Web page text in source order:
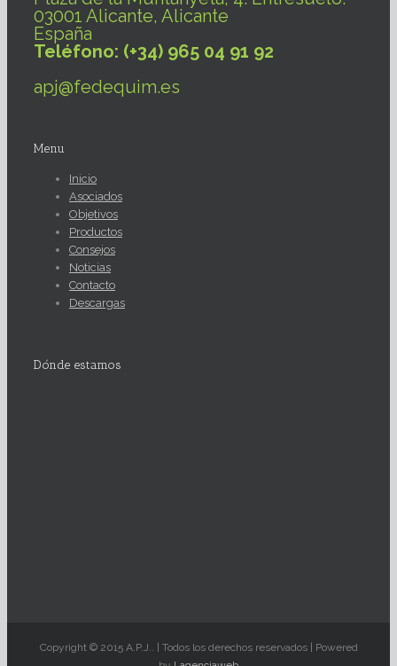
03001 Alicante, Alicante
España
Teléfono: (+34) 965 04 91 92
apj@fedequim.es
Menu
Inicio
Asociados
Objetivos
Productos
Consejos
Noticias
Contacto
Descargas
Dónde estamos
Copyright © 2015 A.P.J.. | Todos los derechos reservados | Powered